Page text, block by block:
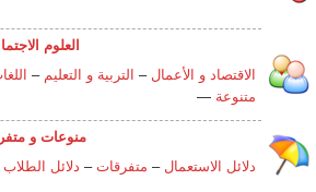
العلوم
الاقتصاد و الأعمال – التربية و التعليم –
متنوعة —
منوعات و
دلائل الاستعمال – متفرقات – دلائل الطلاب